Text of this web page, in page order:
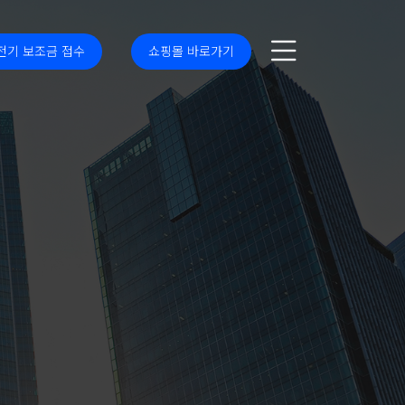
기 보조금 접수 쇼핑몰 바로가기